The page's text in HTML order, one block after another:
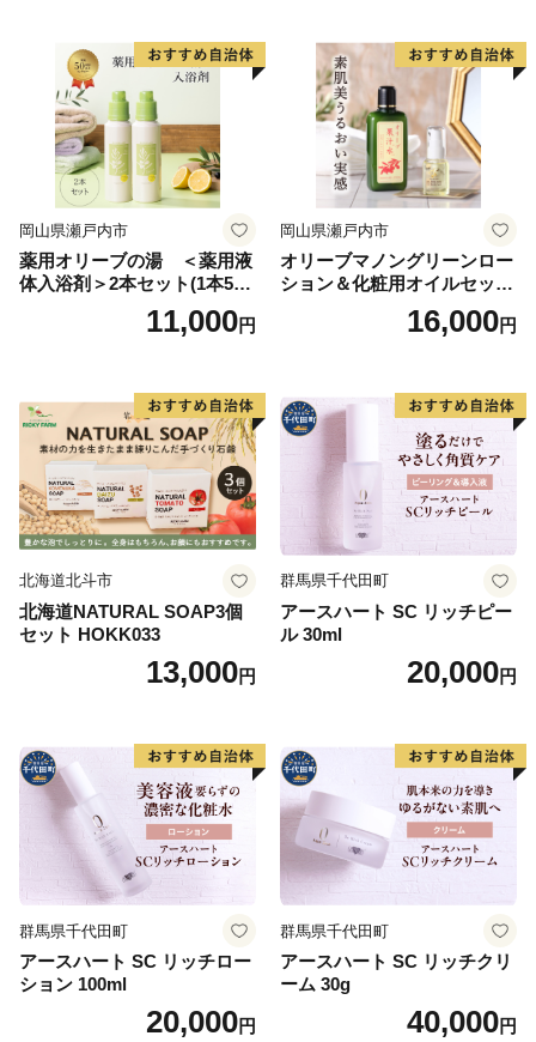
岡山県瀬戸内市
薬用オリーブの湯 ＜薬用液
体入浴剤＞2本セット(1本500
11,000円
岡山県瀬戸内市
オリーブマノングリーンロー
ション＆化粧用オイルセット
美容グッズ スキンケア 化粧
16,000円
北海道北斗市
北海道NATURAL SOAP3個
セット HOKK033
13,000円
群馬県千代田町
アースハート SC リッチピー
ル 30ml
20,000円
群馬県千代田町
アースハート SC リッチロー
ション 100ml
20,000円
群馬県千代田町
アースハート SC リッチクリ
ーム 30g
40,000円